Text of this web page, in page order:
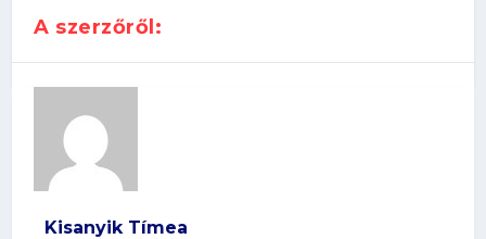
A szerzőről:
Kisanyik Tímea